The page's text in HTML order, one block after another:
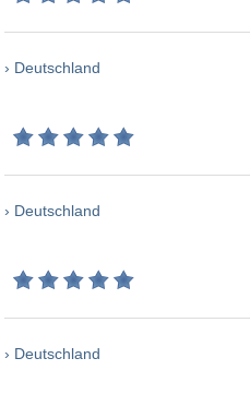
› Deutschland
› Deutschland
› Deutschland